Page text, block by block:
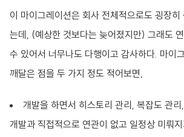
이 마이그레이션은 회사 전체적으로도 굉장
는데, (예상한 것보다는 늦어졌지만) 그래도
수 있어서 너무나도 다행이고 감사하다. 마이
깨달은 점을 두 가지 정도 적어보면,
개발을 하면서 히스토리 관리, 복잡도 관
개발과 직접적으로 연관이 없고 일정상 미뤄